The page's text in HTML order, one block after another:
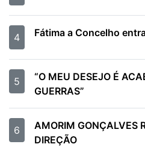
4 Fátima a Concelho
5
“O MEU DESEJO É
GUERRAS”
6
AMORIM GONÇALVES
DIREÇÃO